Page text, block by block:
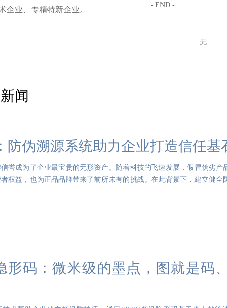
企业、专精特新企业。
- END -
无
闻
防伪溯源系统助力企业打造信任基
誉成为了企业最宝贵的无形资产。随着科技的飞速发展，假冒伪劣产
权益，也为正品品牌带来了前所未有的挑战。在此背景下，建立健全
形码：微米级的墨点，图就是码